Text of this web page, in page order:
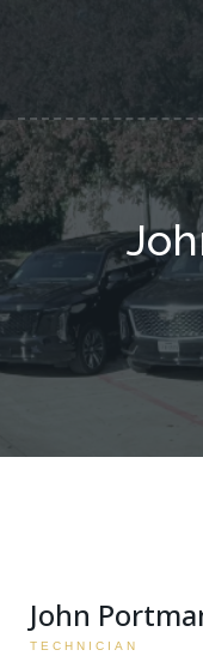
John
TECHNICIAN